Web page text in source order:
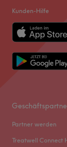
Kunden-Hilfe
Partner werden
Treatwell Connect